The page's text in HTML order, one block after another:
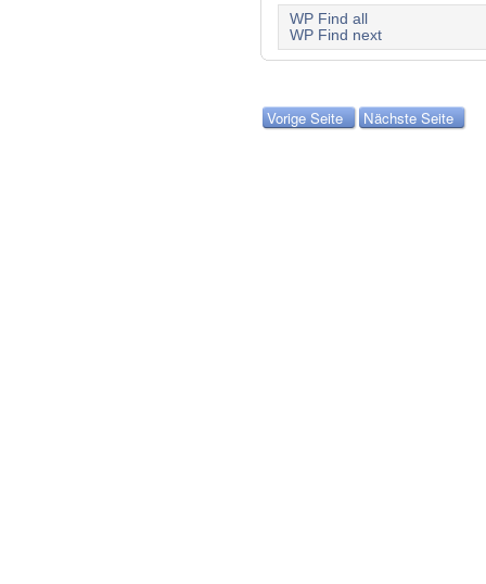
WP Find all
WP Find next
Vorige Seite Nächste Seite